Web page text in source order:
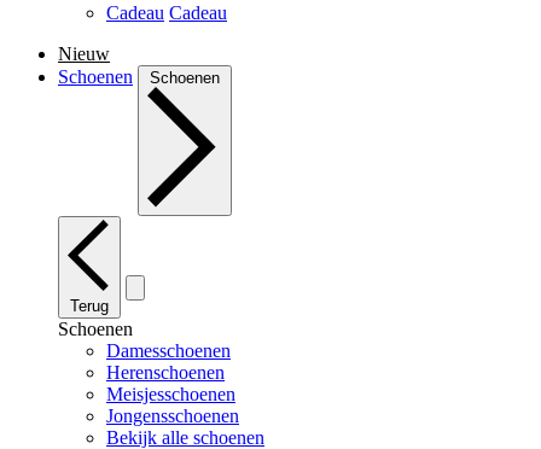
Cadeau Cadeau
Nieuw
Schoenen
Schoenen
Terug
Schoenen
Damesschoenen
Herenschoenen
Meisjesschoenen
Jongensschoenen
Bekijk alle schoenen